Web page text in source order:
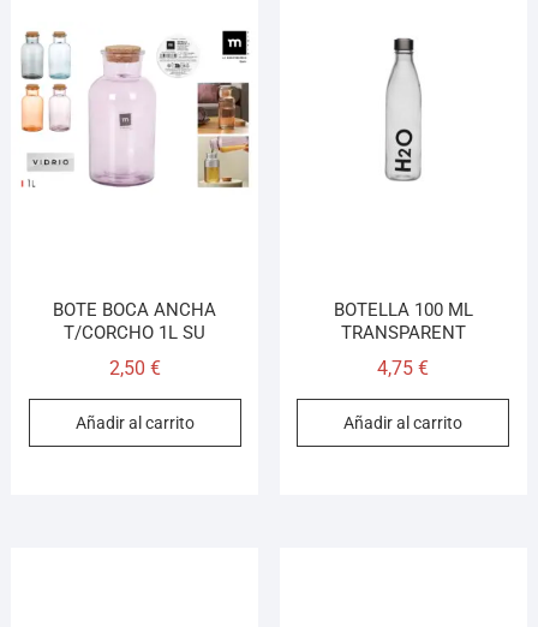
BOTE BOCA ANCHA
T/CORCHO 1L SU
2,50 €
Añadir al carrito
BOTELLA 100 ML
TRANSPARENT
4,75€
Añadir al carrito
Asesor El Arroyo
En línea · responde en segundos
Llamar (cerrado) Cómo llegar
¡Hola! Soy el asesor virtual de Ferretería El Arroyo.
Cuéntame qué necesitas y te ayudo a encontrarlo,